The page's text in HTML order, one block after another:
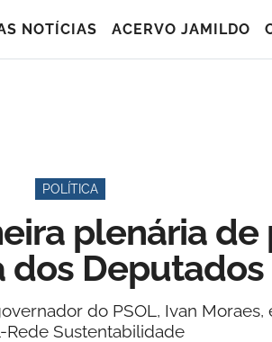
NOTÍCIAS ACERVO JAMILDO
POLÍTICA
plenária
dos Deputados
do PSOL, Ivan
Rede Sustentabilidade